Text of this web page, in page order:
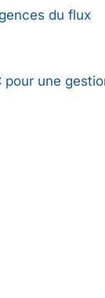
du flux
pour une